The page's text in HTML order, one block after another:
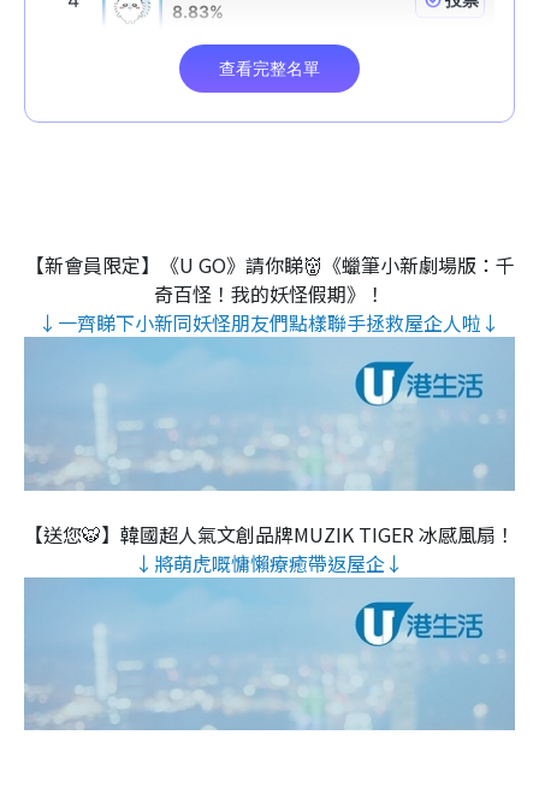
【新會員限定】《U GO》請你睇👹《蠟筆小新劇場版：千
奇百怪！我的妖怪假期》！
↓一齊睇下小新同妖怪朋友們點樣聯手拯救屋企人啦↓
【送您🐯】韓國超人氣文創品牌MUZIK TIGER 冰感風扇！
↓將萌虎嘅慵懶療癒帶返屋企↓